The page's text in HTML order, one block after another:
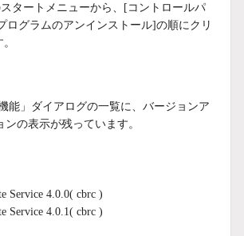
スタートメニューから、[コントロールパ
ログラムのアンインストール]の順にクリ
能」ダイアログの一覧に、バージョンア
ンの表示が残っています。
Service 4.0.0( cbrc )
Service 4.0.1( cbrc )